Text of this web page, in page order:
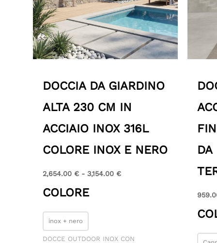
DOCCIA DA GIARDINO
ALTA 230 CM IN
ACCIAIO INOX 316L
COLORE INOX E NERO
2,654.00 € - 3,154.00 €
COLORE
inox + nero
DOCCE OUTDOOR INOX CON
DA